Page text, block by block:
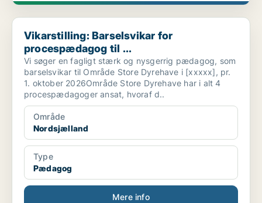
Vikarstilling: Barselsvikar for procespædagog til ...
Vikarstilling: Barselsvikar for
procespædagog til ...
Vi søger en fagligt stærk og nysgerrig pædagog, som
barselsvikar til Område Store Dyrehave i [xxxxx], pr.
1. oktober 2026Område Store Dyrehave har i alt 4
procespædagoger ansat, hvoraf d..
Område
Nordsjælland
Type
Pædagog
Mere info